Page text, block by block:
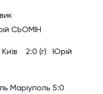
2:0 (г) Юрій
Маріуполь 5:0